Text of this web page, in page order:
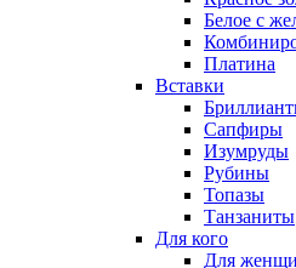
Белое с
Платина
Вставки
Сапфиры
Изумруды
Рубины
Топазы
Танзаниты
Для кого
Для